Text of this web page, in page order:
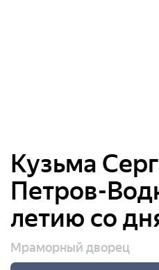
Кузьма
Петров-
летию со
Мраморный дворец